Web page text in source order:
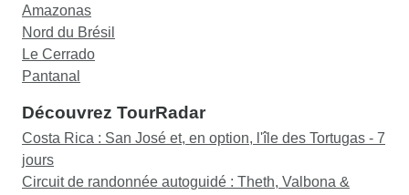
Amazonas
Nord du Brésil
Le Cerrado
Pantanal
Découvrez TourRadar
Costa Rica : San José et, en option, l'île des Tortugas - 7
jours
Circuit de randonnée autoguidé : Theth, Valbona &